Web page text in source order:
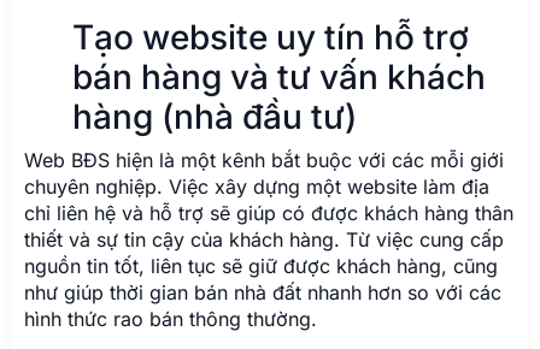
Tạo website uy tín hỗ trợ
bán hàng và tư vấn khách
hàng (nhà đầu tư)
Web BĐS hiện là một kênh bắt buộc với các mỗi giới
chuyên nghiệp. Việc xây dựng một website làm địa
chỉ liên hệ và hỗ trợ sẽ giúp có được khách hàng thân
thiết và sự tin cậy của khách hàng. Từ việc cung cấp
nguồn tin tốt, liên tục sẽ giữ được khách hàng, cũng
như giúp thời gian bán nhà đất nhanh hơn so với các
hình thức rao bán thông thường.